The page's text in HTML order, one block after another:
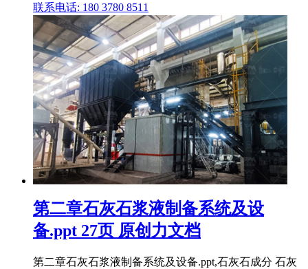
联系电话: 180 3780 8511
第二章石灰石浆液制备系统及设
备.ppt 27页 原创力文档
第二章石灰石浆液制备系统及设备.ppt,石灰石成分 石灰